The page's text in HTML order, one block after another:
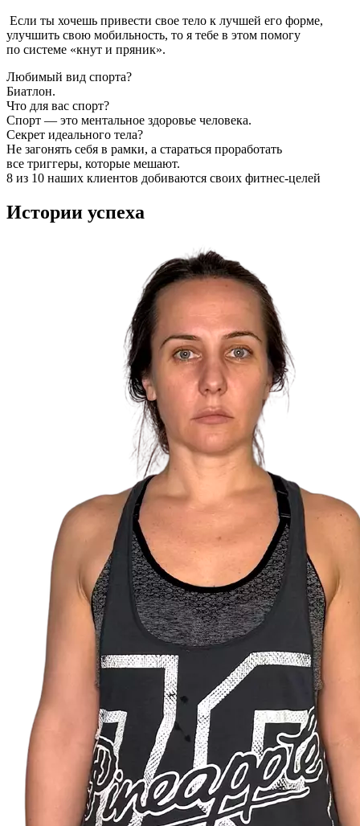
улучшить свою мобильность, то я тебе в этом помогу
по системе «кнут и пряник».
Любимый вид спорта?
Биатлон.
Что для вас спорт?
Спорт — это ментальное здоровье человека.
Секрет идеального тела?
Не загонять себя в рамки, а стараться проработать
все триггеры, которые мешают.
8 из 10 наших клиентов добиваются своих фитнес-целей
Истории успеха